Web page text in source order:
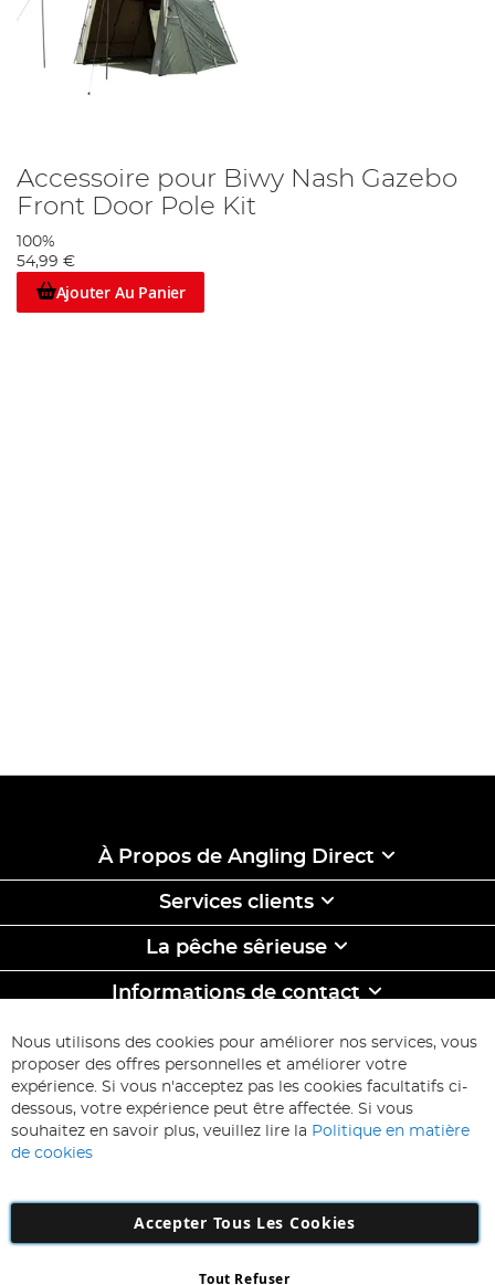
Accessoire pour Biwy Nash Gazebo
Front Door Pole Kit
100%
54,99 €
Ajouter Au Panier
À Propos de Angling Direct
Services clients
La pêche sêrieuse
Informations de contact
ABONNEZ-VOUS & ECONOMISEZ
Inscription
à
d’information
:
Inscription
Nous utilisons des cookies pour améliorer nos services, vous
proposer des offres personnelles et améliorer votre
expérience. Si vous n'acceptez pas les cookies facultatifs ci-
dessous, votre expérience peut être affectée. Si vous
souhaitez en savoir plus, veuillez lire la Politique en matière
de cookies
Accepter Tous Les Cookies
Tout Refuser